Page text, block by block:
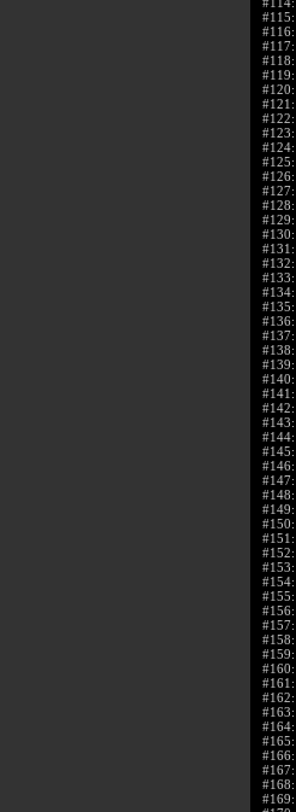
#115:
#116:
#117:
#118:
#119:
#120:
#121:
#122:
#123:
#124:
#125:
#126:
#127:
#128:
#129:
#130:
#131:
#132:
#133:
#134:
#135:
#136:
#137:
#138:
#139:
#140:
#141:
#142:
#143:
#144:
#145:
#146:
#147:
#148:
#149:
#150:
#151:
#152:
#153:
#154:
#155:
#156:
#157:
#158:
#159:
#160:
#161:
#162:
#163:
#164:
#165:
#166:
#167:
#168:
#169: